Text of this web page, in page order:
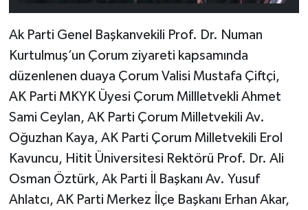
Ak Parti Genel Başkanvekili Prof. Dr. Numan
Kurtulmuş’un Çorum ziyareti kapsamında
düzenlenen duaya Çorum Valisi Mustafa Çiftçi,
AK Parti MKYK Üyesi Çorum Millletvekli Ahmet
Sami Ceylan, AK Parti Çorum Milletvekili Av.
Oğuzhan Kaya, AK Parti Çorum Milletvekili Erol
Kavuncu, Hitit Üniversitesi Rektörü Prof. Dr. Ali
Osman Öztürk, Ak Parti İl Başkanı Av. Yusuf
Ahlatcı, AK Parti Merkez İlçe Başkanı Erhan Akar,